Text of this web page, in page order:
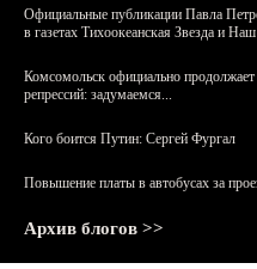
Официальные публикации Павла
в газетах Тихоокеанская Звезда и
Комсомольск официально
репрессий: задумаемся...
Кого боится Путин: Сергей Фургал
Повышение платы в автобусах за
Архив блогов >>